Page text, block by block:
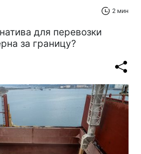
2 мин
для перевозки
за границу?